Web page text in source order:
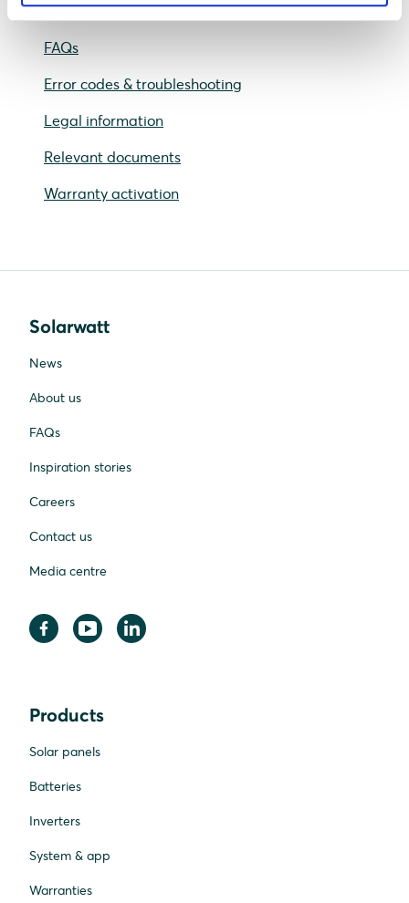
Operation
FAQs
Error codes & troubleshooting
Legal information
Relevant documents
Warranty activation
Solarwatt
News
About us
FAQs
Inspiration stories
Careers
Contact us
Media centre
Products
Solar panels
Batteries
Inverters
System & app
Warranties